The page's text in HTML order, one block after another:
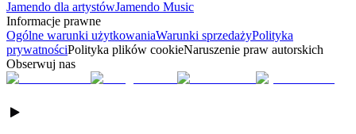
Jamendo dla artystówJamendo Music
Informacje prawne
Ogólne warunki użytkowaniaWarunki sprzedażyPolityka
prywatnościPolityka plików cookieNaruszenie praw autorskich
Obserwuj nas